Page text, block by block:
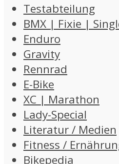
Testabteilung
BMX | Fixie |
Enduro
Gravity
Rennrad
E-Bike
XC | Marathon
Lady-Special
Literatur / Medien
Fitness /
Bikepedia